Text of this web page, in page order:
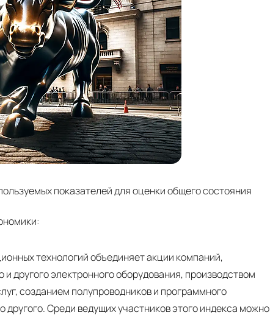
показателей для оценки общего состояния
технологий объединяет акции компаний,
другого электронного оборудования, производством
созданием полупроводников и программного
Среди ведущих участников этого индекса можно